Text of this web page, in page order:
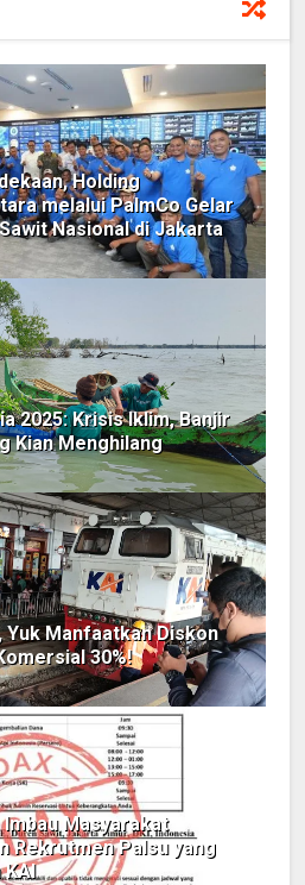
Holding
melalui PalmCo Gelar
Nasional di Jakarta
2025: Krisis Iklim, Banjir
Kian Menghilang
Yuk Manfaatkan Diskon
30%!
Imbau Masyarakat
Rekrutmen Palsu yang
KAI